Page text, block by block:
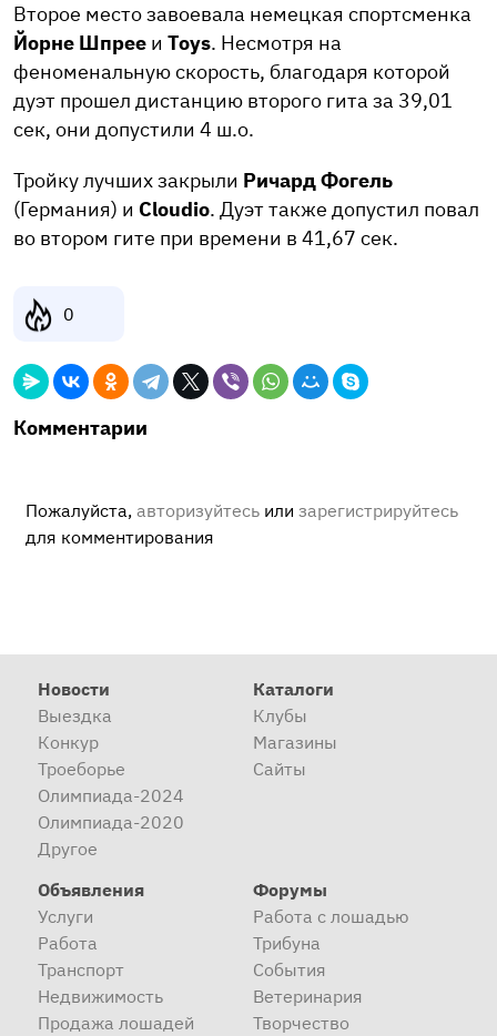
Второе место завоевала немецкая спортсменка
Йорне Шпрее и Toys. Несмотря на
феноменальную скорость, благодаря которой
дуэт прошел дистанцию второго гита за 39,01
сек, они допустили 4 ш.о.
Тройку лучших закрыли Ричард Фогель
(Германия) и Cloudio. Дуэт также допустил повал
во втором гите при времени в 41,67 сек.
0
Комментарии
Пожалуйста, авторизуйтесь или зарегистрируйтесь
для комментирования
Новости
Выездка
Конкур
Троеборье
Олимпиада-2024
Олимпиада-2020
Другое
Каталоги
Клубы
Магазины
Сайты
Объявления
Услуги
Работа
Транспорт
Недвижимость
Продажа лошадей
Форумы
Работа с лошадью
Трибуна
События
Ветеринария
Творчество